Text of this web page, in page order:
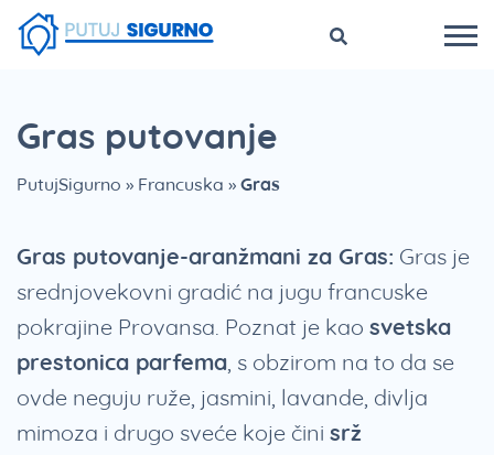
Gras putovanje
PutujSigurno » Francuska » Gras
Gras putovanje-aranžmani za Gras: Gras je
srednjovekovni gradić na jugu francuske
pokrajine Provansa. Poznat je kao svetska
prestonica parfema, s obzirom na to da se
ovde neguju ruže, jasmini, lavande, divlja
mimoza i drugo sveće koje čini srž